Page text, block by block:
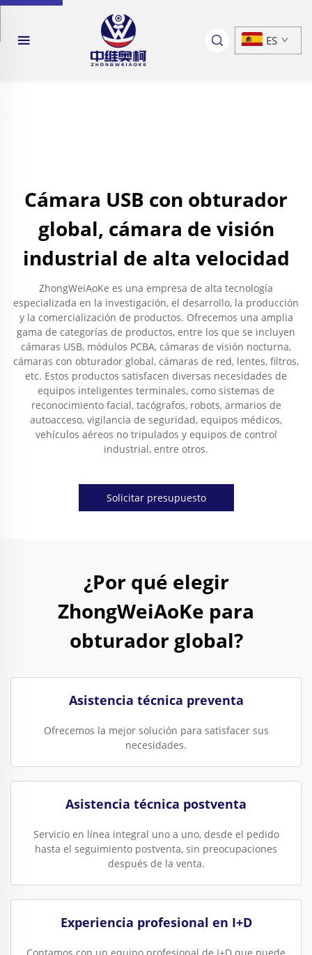
ES
Cámara USB con obturador
global, cámara de visión
industrial de alta velocidad
ZhongWeiAoKe es una empresa de alta tecnología
especializada en la investigación, el desarrollo, la producción
y la comercialización de productos. Ofrecemos una amplia
gama de categorías de productos, entre los que se incluyen
cámaras USB, módulos PCBA, cámaras de visión nocturna,
cámaras con obturador global, cámaras de red, lentes, filtros,
etc. Estos productos satisfacen diversas necesidades de
equipos inteligentes terminales, como sistemas de
reconocimiento facial, tacógrafos, robots, armarios de
autoacceso, vigilancia de seguridad, equipos médicos,
vehículos aéreos no tripulados y equipos de control
industrial, entre otros.
Solicitar presupuesto
¿Por qué elegir
ZhongWeiAoKe para
obturador global?
Asistencia técnica preventa
Ofrecemos la mejor solución para satisfacer sus
necesidades.
Asistencia técnica postventa
Servicio en línea integral uno a uno, desde el pedido
hasta el seguimiento postventa, sin preocupaciones
después de la venta.
Experiencia profesional en I+D